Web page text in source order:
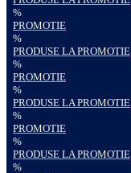
%
PROMOTIE
%
PRODUSE LA PROMOTIE
%
PROMOTIE
%
PRODUSE LA PROMOTIE
%
PROMOTIE
%
PRODUSE LA PROMOTIE
%